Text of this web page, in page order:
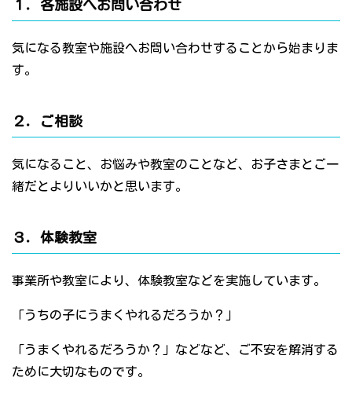
１．各施設へお問い合わせ
気になる教室や施設へお問い合わせすることから始まりま
す。
２．ご相談
気になること、お悩みや教室のことなど、お子さまとご一
緒だとよりいいかと思います。
３．体験教室
事業所や教室により、体験教室などを実施しています。
「うちの子にうまくやれるだろうか？」
「うまくやれるだろうか？」などなど、ご不安を解消する
ために大切なものです。